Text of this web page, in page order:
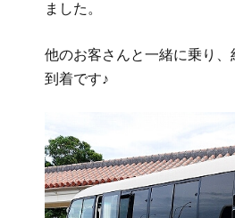
ました。
他のお客さんと一緒に乗り、
到着です♪